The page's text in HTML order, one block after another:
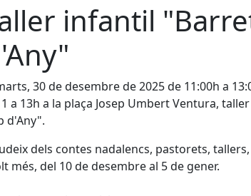
infantil
30 de desembre de 2025 de 11:00h a
a 13h a la plaça Josep Umbert Ventura,
d'Any".
dels contes nadalencs, pastorets,
més, del 10 de desembre al 5 de gener.